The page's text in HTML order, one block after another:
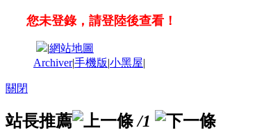
您未登錄，請登陸後查看！
|網站地圖
Archiver|手機版|小黑屋|
關閉
站長推薦 /1